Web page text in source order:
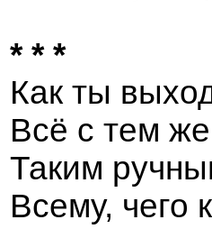
* * *
Как ты
Всё с тем
Таким
Всему, чего